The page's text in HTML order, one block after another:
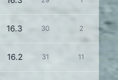
16.3 30 2
16.2 31 11